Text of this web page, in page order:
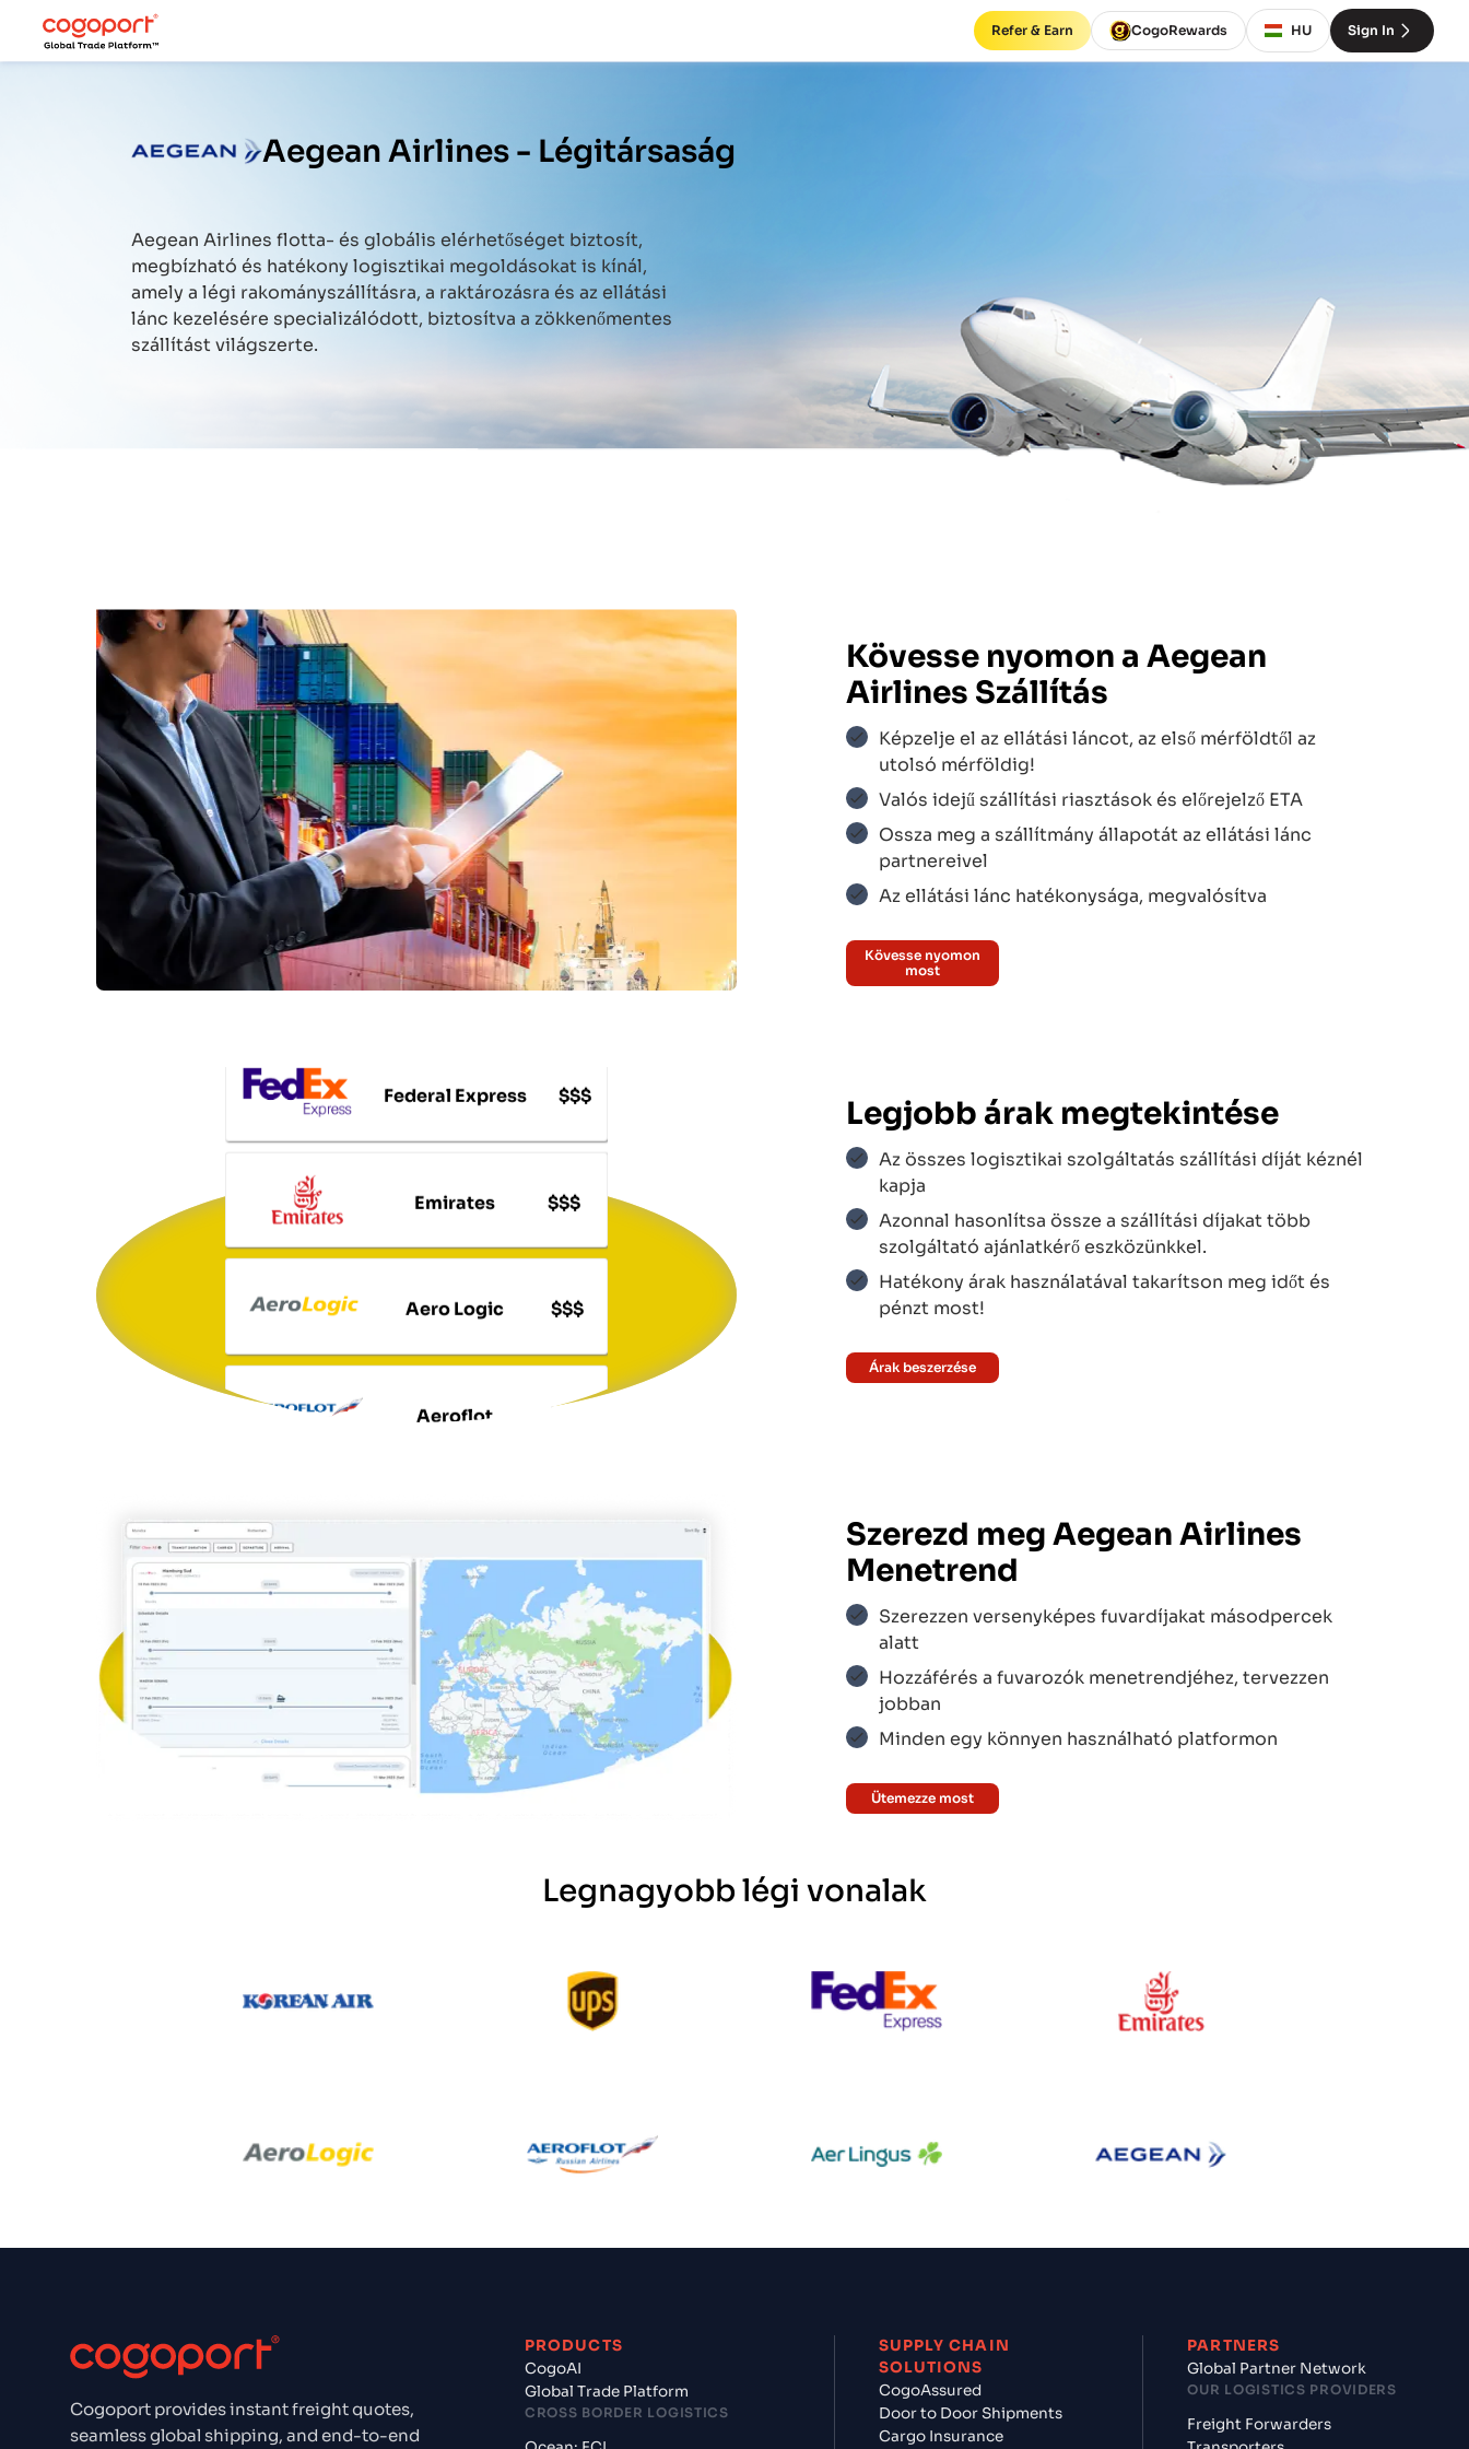
Refer & Earn CogoRewards HU Sign In
Aegean Airlines - Légitársaság
Aegean Airlines flotta- és globális elérhetőséget biztosít,
megbízható és hatékony logisztikai megoldásokat is kínál,
amely a légi rakományszállításra, a raktározásra és az ellátási
lánc kezelésére specializálódott, biztosítva a zökkenőmentes
szállítást világszerte.
Kövesse nyomon a Aegean
Airlines Szállítás
Képzelje el az ellátási láncot, az első mérföldtől az
utolsó mérföldig!
Valós idejű szállítási riasztások és előrejelző ETA
Ossza meg a szállítmány állapotát az ellátási lánc
partnereivel
Az ellátási lánc hatékonysága, megvalósítva
Kövesse nyomon
most
Korean Air
UPS $$$
Aegean Airlines $$$
Korean Air $$$
$$$
$$$
$$$
Aegean Airlines $$$
Legjobb árak megtekintése
Az összes logisztikai szolgáltatás szállítási díját kéznél
kapja
Azonnal hasonlítsa össze a szállítási díjakat több
szolgáltató ajánlatkérő eszközünkkel.
Hatékony árak használatával takarítson meg időt és
pénzt most!
Árak beszerzése
Szerezd meg Aegean Airlines
Menetrend
Szerezzen versenyképes fuvardíjakat másodpercek
alatt
Hozzáférés a fuvarozók menetrendjéhez, tervezzen
jobban
Minden egy könnyen használható platformon
Ütemezze most
Legnagyobb légi vonalak
Korean Air UPS Federal Express Emirates
Aero Logic Aeroflot Aer Lingus Aegean Airlines
Cogoport provides instant freight quotes,
seamless global shipping, and end-to-end
PRODUCTS
CogoAI
Global Trade Platform
CROSS BORDER LOGISTICS
SUPPLY CHAIN
SOLUTIONS
CogoAssured
Door to Door Shipments
Cargo Insurance
PARTNERS
Global Partner Network
OUR LOGISTICS PROVIDERS
Freight Forwarders